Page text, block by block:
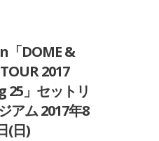
DOME &
2017
」セットリ
アム 2017年8
(日)